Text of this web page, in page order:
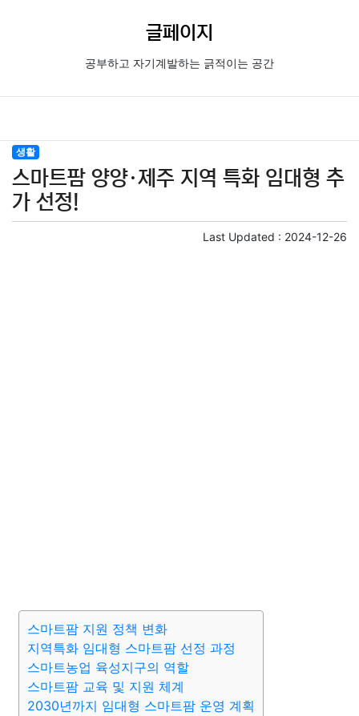
글페이지
공부하고 자기계발하는 긁적이는 공간
생활
스마트팜 양양·제주 지역 특화 임대형 추
가 선정!
Last Updated : 2024-12-26
스마트팜 지원 정책 변화
지역특화 임대형 스마트팜 선정 과정
스마트농업 육성지구의 역할
스마트팜 교육 및 지원 체계
2030년까지 임대형 스마트팜 운영 계획